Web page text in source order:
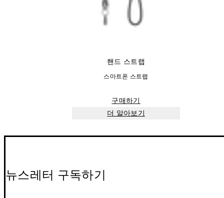
핸드 스트랩
스마트폰 스트랩
구매하기
더 알아보기
뉴스레터 구독하기